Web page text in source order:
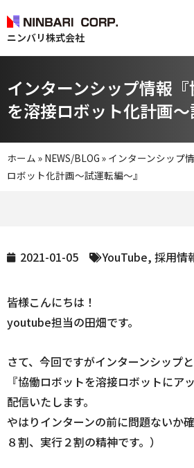
ニンバリ株式会社
インターンシップ情報
を溶接ロボット化計画～
ホーム » NEWS/BLOG » インターンシップ
ロボット化計画～試運転編～』
2021-01-05 YouTube, 採用情
皆様こんにちは！
youtube担当の田畑です。
さて、今回ですがインターンシップ
『協働ロボットを溶接ロボットにア
配信いたします。
やはりインターンの前に問題ないか
８割、実行２割の精神です。）